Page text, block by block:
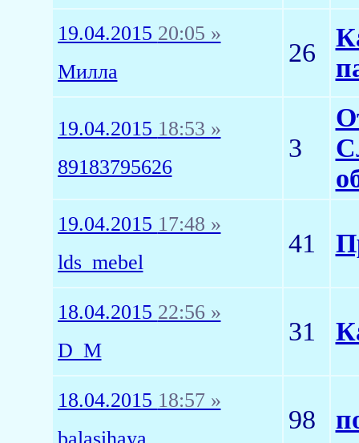
19.04.2015 20:05 »
Миллa
26
19.04.2015 18:53 »
89183795626
3
19.04.2015 17:48 »
lds_mebel
41
18.04.2015 22:56 »
D_M
31
18.04.2015 18:57 »
98